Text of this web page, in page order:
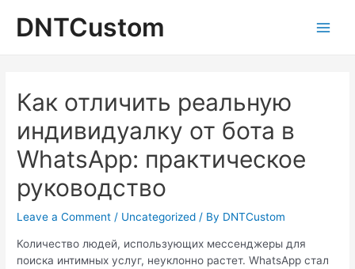
contentDNTCustom
Как отличить реальную
индивидуалку от бота в
WhatsApp: практическое
руководство
Leave a Comment / Uncategorized / By DNTCustom
Количество людей, использующих мессенджеры для
поиска интимных услуг, неуклонно растет. WhatsApp стал